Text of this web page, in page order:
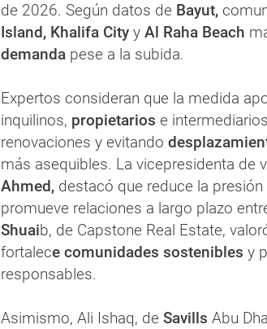
de 2026. Según datos de Bayut,
Island, Khalifa City y Al Raha Beach
demanda pese a la subida.
Expertos consideran que la medida
inquilinos, propietarios e
renovaciones y evitando
más asequibles. La vicepresidenta de
Ahmed, destacó que reduce la presión
promueve relaciones a largo plazo
Shuaib, de Capstone Real Estate,
fortalece comunidades sostenibles y
responsables.
Asimismo, Ali Ishaq, de Savills Abu